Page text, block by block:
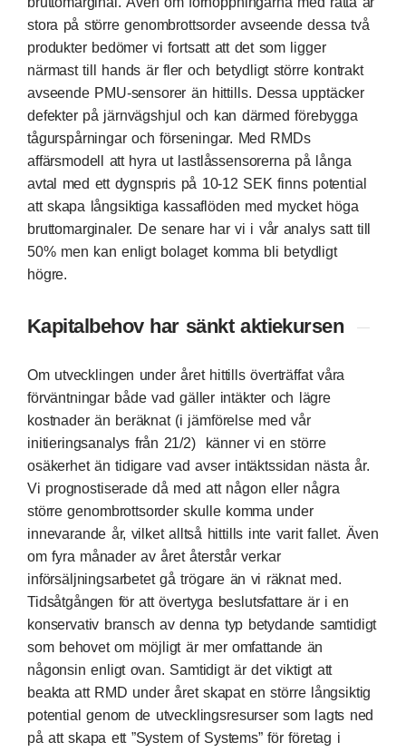
stora på större genombrottsorder avseende dessa två
produkter bedömer vi fortsatt att det som ligger
närmast till hands är fler och betydligt större kontrakt
avseende PMU-sensorer än hittills. Dessa upptäcker
defekter på järnvägshjul och kan därmed förebygga
tågurspårningar och förseningar. Med RMDs
affärsmodell att hyra ut lastlåssensorerna på långa
avtal med ett dygnspris på 10-12 SEK finns potential
att skapa långsiktiga kassaflöden med mycket höga
bruttomarginaler. De senare har vi i vår analys satt till
50% men kan enligt bolaget komma bli betydligt
högre.
Kapitalbehov har sänkt aktiekursen
Om utvecklingen under året hittills överträffat våra
förväntningar både vad gäller intäkter och lägre
kostnader än beräknat (i jämförelse med vår
initieringsanalys från 21/2) känner vi en större
osäkerhet än tidigare vad avser intäktssidan nästa år.
Vi prognostiserade då med att någon eller några
större genombrottsorder skulle komma under
innevarande år, vilket alltså hittills inte varit fallet. Även
om fyra månader av året återstår verkar
införsäljningsarbetet gå trögare än vi räknat med.
Tidsåtgången för att övertyga beslutsfattare är i en
konservativ bransch av denna typ betydande samtidigt
som behovet om möjligt är mer omfattande än
någonsin enligt ovan. Samtidigt är det viktigt att
beakta att RMD under året skapat en större långsiktig
potential genom de utvecklingsresurser som lagts ned
på att skapa ett ”System of Systems” för företag i